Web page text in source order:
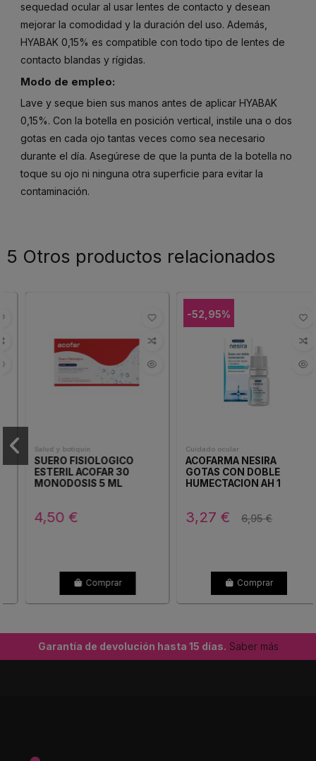
sequedad ocular al usar lentes de contacto y desean
mejorar la comodidad y la duración del uso. Además,
HYABAK 0,15% es compatible con todo tipo de lentes de
contacto blandas y rígidas.
Modo de empleo:
Lave y seque bien sus manos antes de aplicar HYABAK
0,15%. Con la botella en posición vertical, instile una o dos
gotas en cada ojo tantas veces como sea necesario
durante el día. Asegúrese de que la punta de la botella no
toque su ojo ni ninguna otra superficie para evitar la
contaminación.
5 Otros productos relacionados
Salud y botiquín
SUERO FISIOLOGICO
ESTERIL ACOFAR 30
MONODOSIS 5 ML
4,50 €
Comprar
-52,95%
Cuidado ocular
ACOFARMA NESIRA
GOTAS CON DOBLE
HUMECTACION AH 1
3,27 € 6,95 €
Comprar
Garantía de devolución hasta 15 días. Saber más